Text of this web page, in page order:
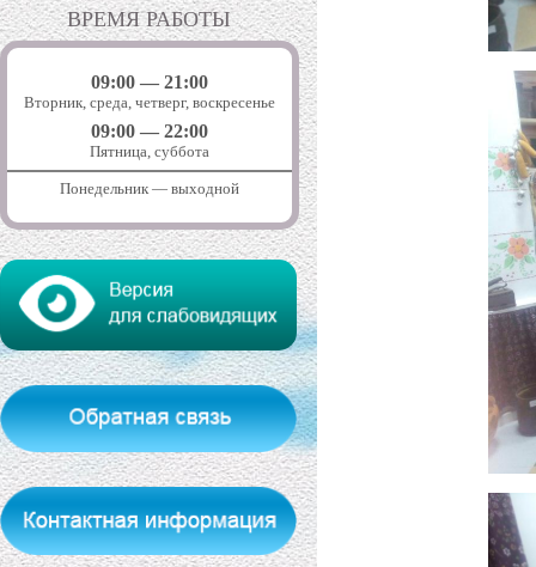
ВРЕМЯ РАБОТЫ
09:00 — 21:00
Вторник, среда, четверг, воскресенье
09:00 — 22:00
Пятница, суббота
Понедельник — выходной